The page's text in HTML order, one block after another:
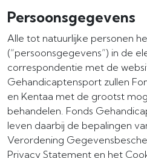
Persoonsgegevens
Alle tot natuurlijke personen
(“persoonsgegevens”) in de
correspondentie met de
Gehandicaptensport zullen
en Kentaa met de grootst
behandelen. Fonds
leven daarbij de bepalingen
Verordening
Privacy Statement en het